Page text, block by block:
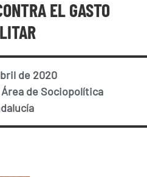
EL GASTO
de 2020
Área de Sociopolítica